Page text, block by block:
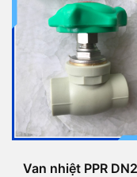
Van nhiệt PPR